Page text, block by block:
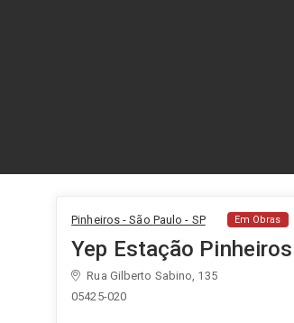
Pinheiros - São Paulo - SP Em Obras
Yep Estação Pinheiros
Rua Gilberto Sabino, 135
05425-020